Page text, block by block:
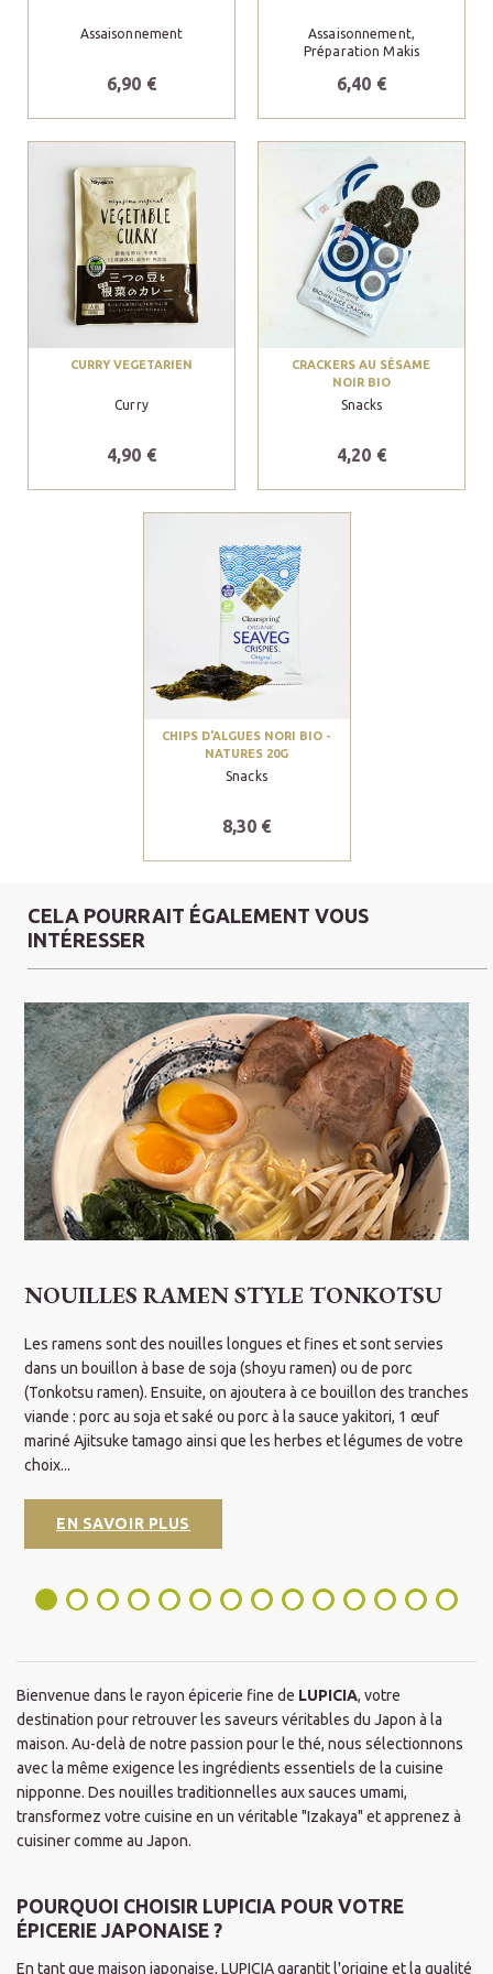
Assaisonnement
6,90 €
Assaisonnement,
Préparation Makis
6,40 €
CURRY VEGETARIEN
Curry
4,90 €
CRACKERS AU SÉSAME
NOIR BIO
Snacks
4,20 €
CHIPS D'ALGUES NORI BIO -
NATURES 20G
Snacks
8,30 €
CELA POURRAIT ÉGALEMENT VOUS
INTÉRESSER
NOUILLES RAMEN STYLE TONKOTSU
Les ramens sont des nouilles longues et fines et sont servies
dans un bouillon à base de soja (shoyu ramen) ou de porc
(Tonkotsu ramen). Ensuite, on ajoutera à ce bouillon des tranches
viande : porc au soja et saké ou porc à la sauce yakitori, 1 œuf
mariné Ajitsuke tamago ainsi que les herbes et légumes de votre
choix...
EN SAVOIR PLUS
Bienvenue dans le rayon épicerie fine de LUPICIA, votre
destination pour retrouver les saveurs véritables du Japon à la
maison. Au-delà de notre passion pour le thé, nous sélectionnons
avec la même exigence les ingrédients essentiels de la cuisine
nipponne. Des nouilles traditionnelles aux sauces umami,
transformez votre cuisine en un véritable "Izakaya" et apprenez à
cuisiner comme au Japon.
POURQUOI CHOISIR LUPICIA POUR VOTRE
ÉPICERIE JAPONAISE ?
En tant que maison japonaise, LUPICIA garantit l'origine et la qualité